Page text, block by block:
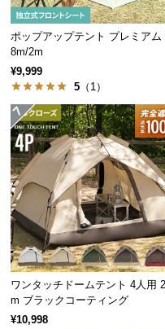
て
お
客
様
サ
ポ
ー
ト
お
知
ら
ポップアップテント プレミアム
8m/2m
¥9,999
5 （1）
ワンタッチドームテント 4人用
m ブラックコーティング
¥10,998